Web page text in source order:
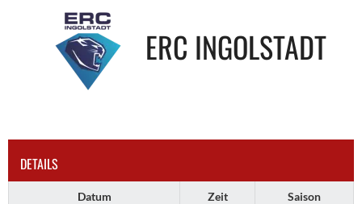
ERC INGOLSTADT
DETAILS
Datum Zeit Saison